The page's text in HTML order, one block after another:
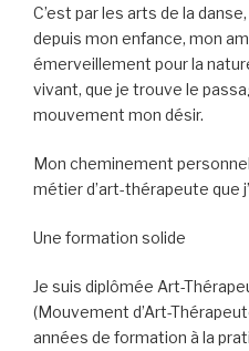
C’est par les arts de la
depuis mon enfance, mon
émerveillement pour la
vivant, que je trouve le
mouvement mon désir.
Mon cheminement
métier d’art-thérapeute que
Une formation solide
Je suis diplômée Art-
(Mouvement d’Art-
années de formation à la